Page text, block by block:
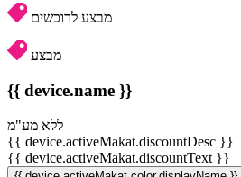
מבצע לרוכשים
מבצע
{{ device.name }}
ללא מע"מ
{{ device.activeMakat.discountDesc }}
{{ device.activeMakat.discountText }}